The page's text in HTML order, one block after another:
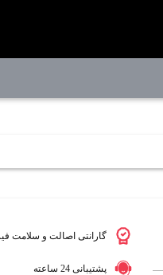
گارانتی اصالت و سلامت
پشتیبانی 24 ساعته